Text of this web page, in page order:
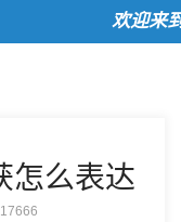
欢迎来到
怎么表达
17666